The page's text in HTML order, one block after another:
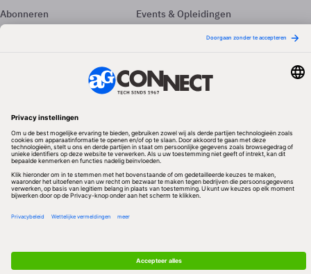
Abonneren
Adverteren
Events & Opleidingen
Volg ons
Redactionele partner
Algemene Voorwaarden & Copyrights